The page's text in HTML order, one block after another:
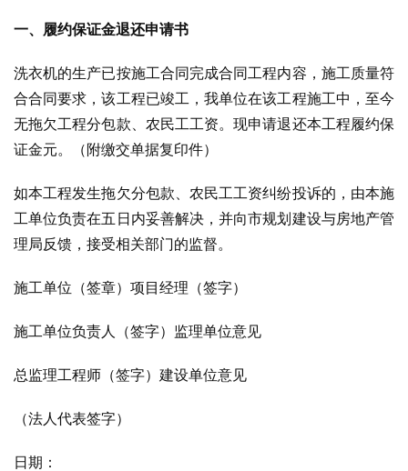
一、履约保证金退还申请书
洗衣机的生产已按施工合同完成合同工程内容，施工质量符
合合同要求，该工程已竣工，我单位在该工程施工中，至今
无拖欠工程分包款、农民工工资。现申请退还本工程履约保
证金元。（附缴交单据复印件）
如本工程发生拖欠分包款、农民工工资纠纷投诉的，由本施
工单位负责在五日内妥善解决，并向市规划建设与房地产管
理局反馈，接受相关部门的监督。
施工单位（签章）项目经理（签字）
施工单位负责人（签字）监理单位意见
总监理工程师（签字）建设单位意见
（法人代表签字）
日期：